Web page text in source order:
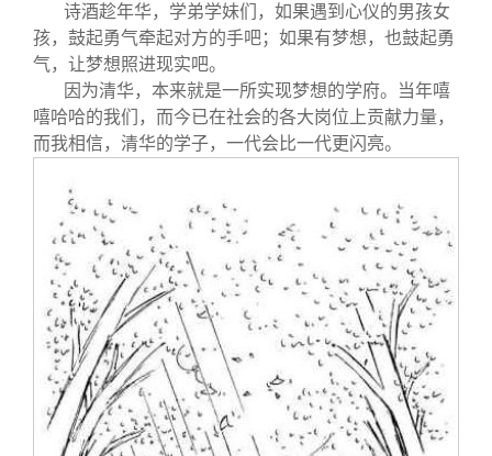
诗酒趁年华，学弟学妹们，如果遇到心仪的男孩女
孩，鼓起勇气牵起对方的手吧；如果有梦想，也鼓起勇
气，让梦想照进现实吧。
因为清华，本来就是一所实现梦想的学府。当年嘻
嘻哈哈的我们，而今已在社会的各大岗位上贡献力量，
而我相信，清华的学子，一代会比一代更闪亮。